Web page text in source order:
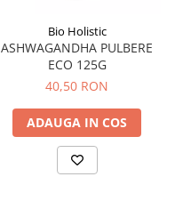
Bio Holistic
ASHWAGANDHA PULBERE
ECO 125G
40,50 RON
ADAUGA IN COS